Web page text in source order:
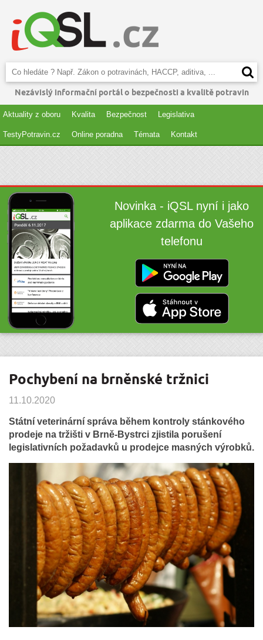
Nezávislý informační portál o bezpečnosti a kvalitě potravin
Aktuality z oboru Kvalita Bezpečnost Legislativa
TestyPotravin.cz Online poradna Témata Kontakt
Novinka - iQSL nyní i jako
aplikace zdarma do Vašeho
telefonu
Pochybení na brněnské tržnici
11.10.2020
Státní veterinární správa během kontroly stánkového
prodeje na tržišti v Brně-Bystrci zjistila porušení
legislativních požadavků u prodejce masných výrobků.